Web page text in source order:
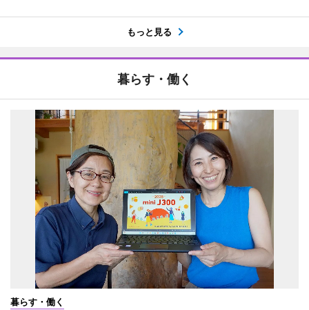
もっと見る
暮らす・働く
暮らす・働く